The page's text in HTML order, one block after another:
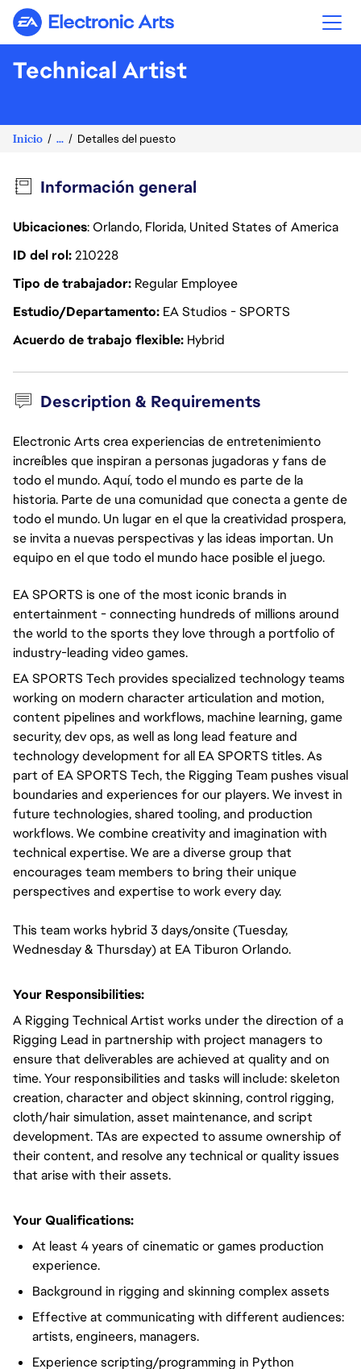
Electronic Arts
Technical Artist
Inicio ... Detalles del puesto
Información general
Ubicaciones: Orlando, Florida, United States of America
ID del rol210228
Tipo de trabajador Regular Employee
Estudio/Departamento EA Studios - SPORTS
Acuerdo de trabajo flexible Hybrid
Description & Requirements
Electronic Arts crea experiencias de entretenimiento
increíbles que inspiran a personas jugadoras y fans de
todo el mundo. Aquí, todo el mundo es parte de la
historia. Parte de una comunidad que conecta a gente de
todo el mundo. Un lugar en el que la creatividad prospera,
se invita a nuevas perspectivas y las ideas importan. Un
equipo en el que todo el mundo hace posible el juego.
EA SPORTS is one of the most iconic brands in
entertainment - connecting hundreds of millions around
the world to the sports they love through a portfolio of
industry-leading video games.
EA SPORTS Tech provides specialized technology teams
working on modern character articulation and motion,
content pipelines and workflows, machine learning, game
security, dev ops, as well as long lead feature and
technology development for all EA SPORTS titles. As
part of EA SPORTS Tech, the Rigging Team pushes visual
boundaries and experiences for our players. We invest in
future technologies, shared tooling, and production
workflows. We combine creativity and imagination with
technical expertise. We are a diverse group that
encourages team members to bring their unique
perspectives and expertise to work every day.
This team works hybrid 3 days/onsite (Tuesday,
Wednesday & Thursday) at EA Tiburon Orlando.
Your Responsibilities:
A Rigging Technical Artist works under the direction of a
Rigging Lead in partnership with project managers to
ensure that deliverables are achieved at quality and on
time. Your responsibilities and tasks will include: skeleton
creation, character and object skinning, control rigging,
cloth/hair simulation, asset maintenance, and script
development. TAs are expected to assume ownership of
their content, and resolve any technical or quality issues
that arise with their assets.
Your Qualifications:
At least 4 years of cinematic or games production
experience.
Background in rigging and skinning complex assets
Effective at communicating with different audiences:
artists, engineers, managers.
Experience scripting/programming in Python